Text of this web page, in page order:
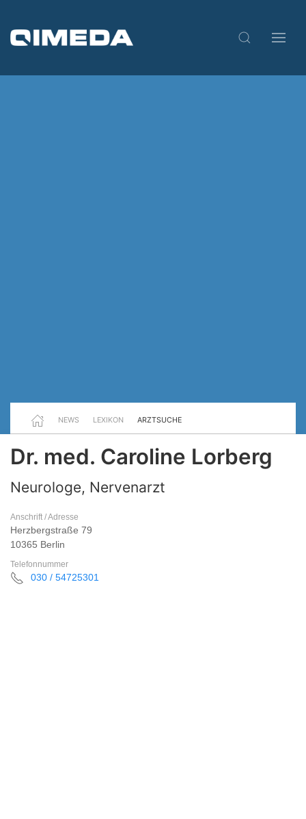
NEWS LEXIKON ARZTSUCHE
Dr. med. Caroline Lorberg
Neurologe, Nervenarzt
Anschrift / Adresse
Herzbergstraße 79
10365 Berlin
Telefonnummer
030 / 54725301